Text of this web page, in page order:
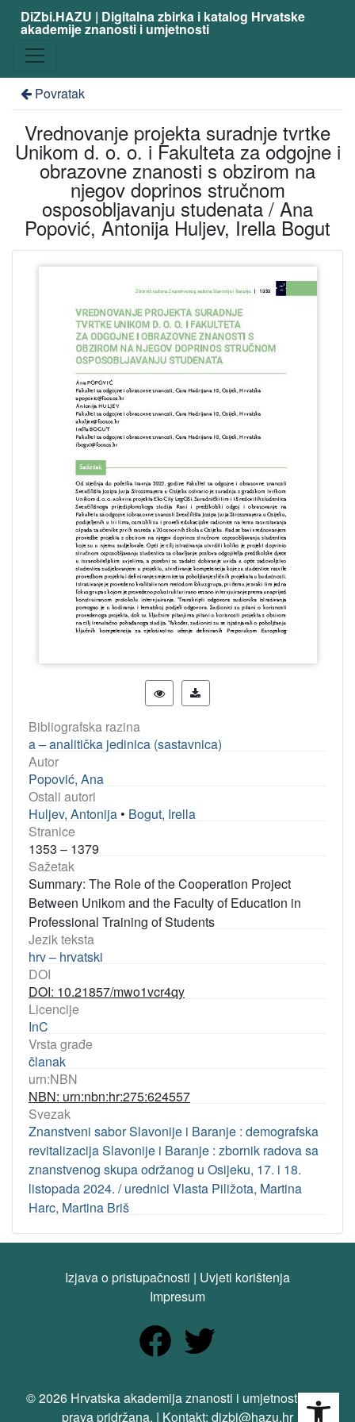
DiZbi.HAZU | Digitalna zbirka i katalog Hrvatske
akademije znanosti i umjetnosti
Povratak
Vrednovanje projekta suradnje tvrtke
Unikom d. o. o. i Fakulteta za odgojne i
obrazovne znanosti s obzirom na
njegov doprinos stručnom
osposobljavanju studenata / Ana
Popović, Antonija Huljev, Irella Bogut
Bibliografska razina
a – analitička jedinica (sastavnica)
Autor
Popović, Ana
Ostali autori
Huljev, Antonija • Bogut, Irella
Stranice
1353 – 1379
Sažetak
Summary: The Role of the Cooperation Project
Between Unikom and the Faculty of Education in
Professional Training of Students
Jezik teksta
hrv – hrvatski
DOI
DOI: 10.21857/mwo1vcr4qy
Licencije
InC
Vrsta građe
članak
urn:NBN
NBN: urn:nbn:hr:275:624557
Svezak
Znanstveni sabor Slavonije i Baranje : demografska
revitalizacija Slavonije i Baranje : zbornik radova sa
znanstvenog skupa održanog u Osijeku, 17. i 18.
listopada 2024. / urednici Vlasta Piližota, Martina
Harc, Martina Briš
Izjava o pristupačnosti | Uvjeti korištenja
Impresum
© 2026 Hrvatska akademija znanosti i umjetnosti. Sva
prava pridržana. | Kontakt: dizbi@hazu.hr